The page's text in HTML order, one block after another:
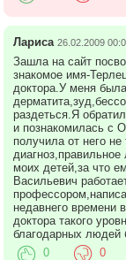
Лариса 26.02.2009
Зашла на сайт
знакомое имя-
доктора.У меня
раздеться.Я
и познакомилась с
получила от него
моих детей,за что
Васильевич
недавнего времени
доктора такого
благодарных людей
0 0